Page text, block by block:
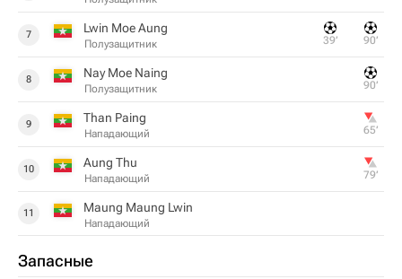
7 Lwin Moe Aung
Полузащитник 39‎’‎ 90‎’‎
8 Nay Moe Naing
Полузащитник 90‎’‎
9 Than Paing
Нападающий 65‎’‎
10 Aung Thu
Нападающий 79‎’‎
11 Maung Maung Lwin
Нападающий
Запасные